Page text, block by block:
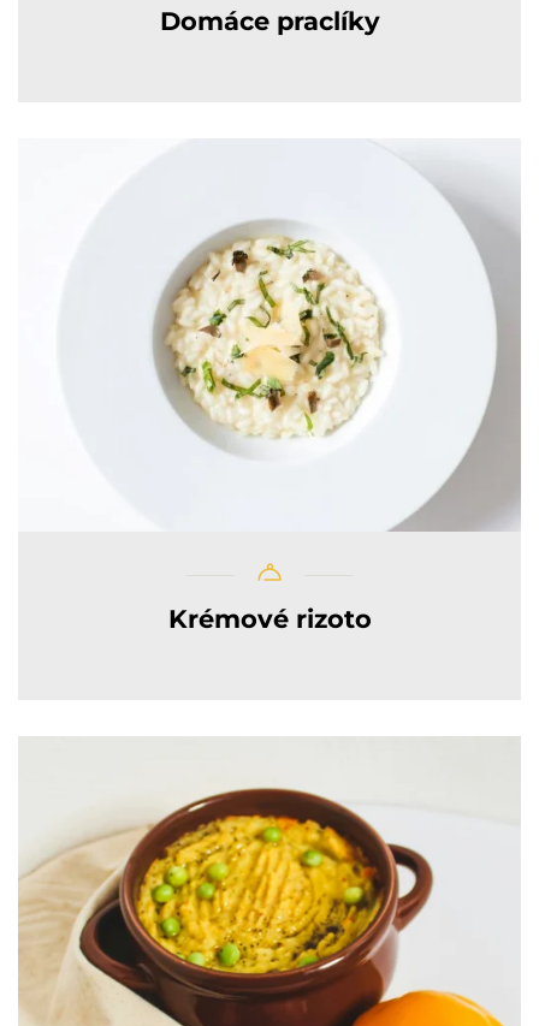
Domáce praclíky
Krémové rizoto